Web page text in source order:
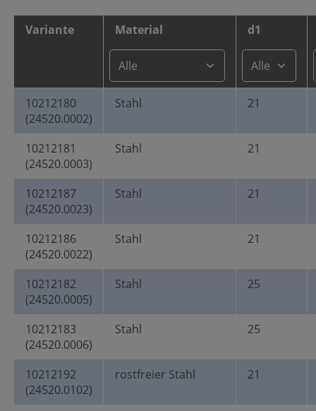
Variante Material d1
10212180
(24520.0002)
Stahl 21
10212181
(24520.0003)
Stahl 21
10212187
(24520.0023)
Stahl 21
10212186
(24520.0022)
Stahl 21
10212182
(24520.0005)
Stahl 25
10212183
(24520.0006)
Stahl 25
10212192
(24520.0102)
rostfreier Stahl 21